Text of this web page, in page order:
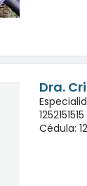
Dra.
1252151515
Cédula: